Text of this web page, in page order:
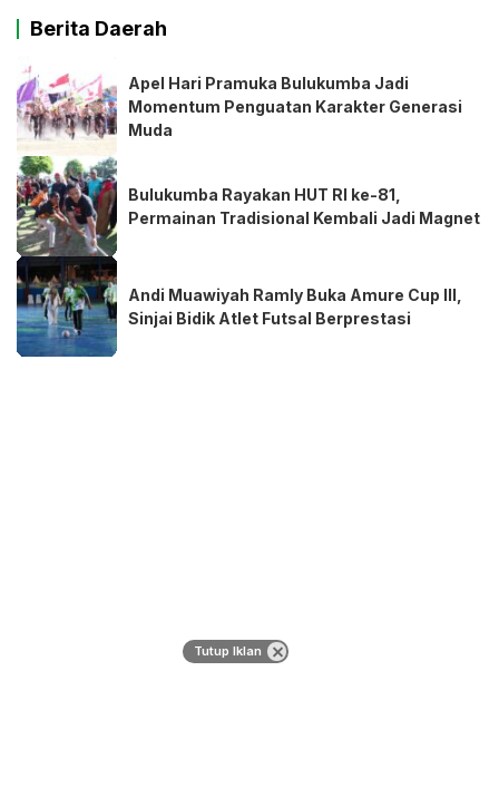
Berita Daerah
Apel Hari Pramuka Bulukumba Jadi
Momentum Penguatan Karakter Generasi
Muda
Bulukumba Rayakan HUT RI ke-81,
Permainan Tradisional Kembali Jadi Magnet
Andi Muawiyah Ramly Buka Amure Cup III,
Sinjai Bidik Atlet Futsal Berprestasi
Tutup Iklan